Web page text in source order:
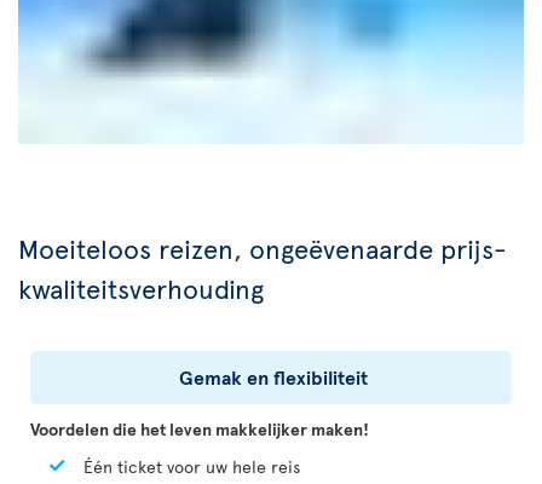
Moeiteloos reizen, ongeëvenaarde prijs-
kwaliteitsverhouding
Gemak en flexibiliteit
Voordelen die het leven makkelijker maken!
Één ticket voor uw hele reis